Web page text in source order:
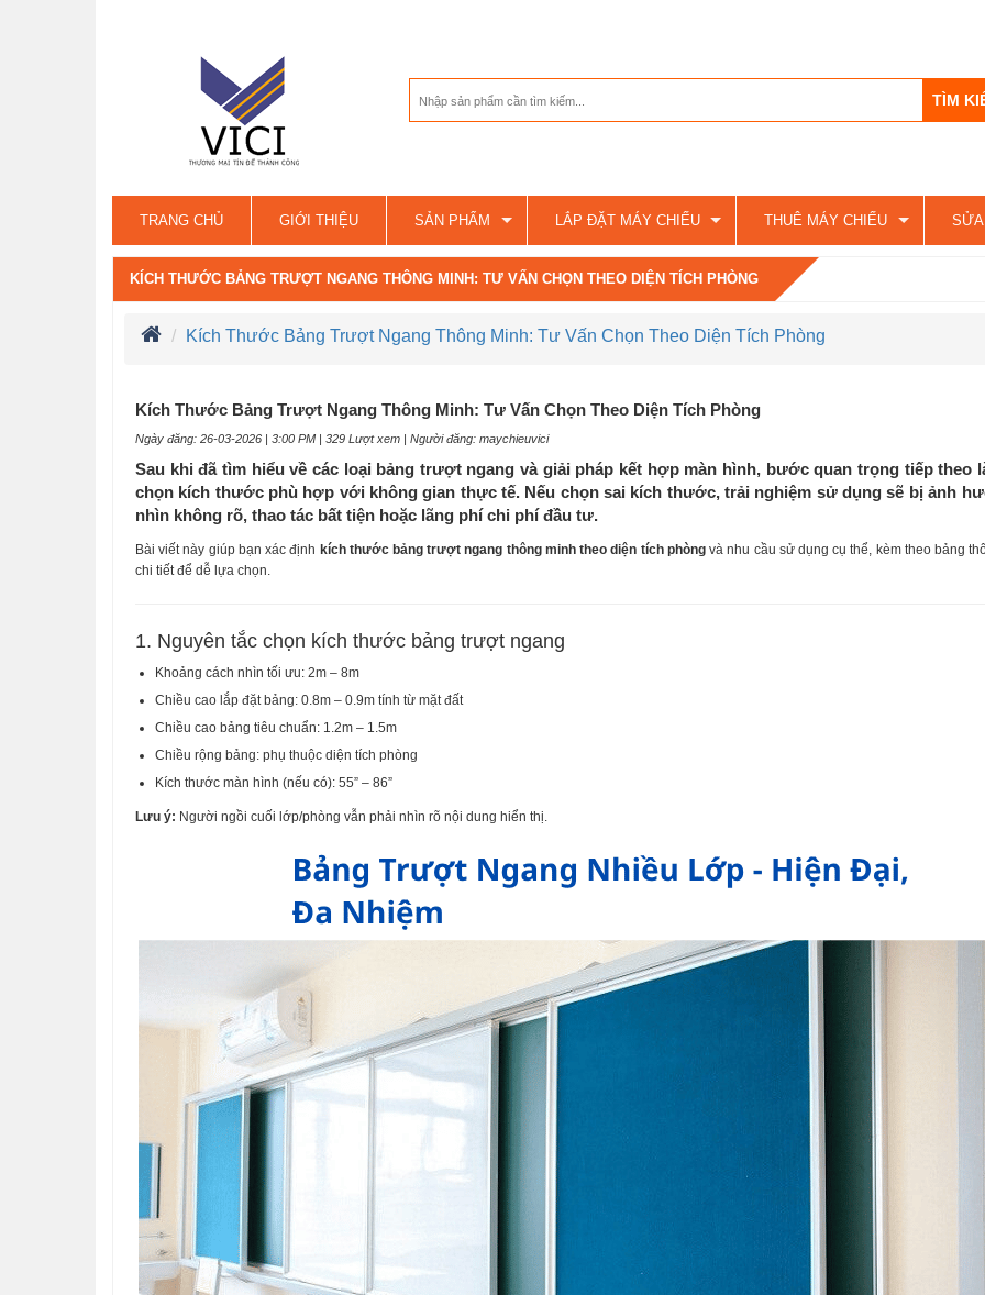
TRANG CHỦ GIỚI THIỆU SẢN PHẨM LẮP ĐẶT MÁY CHIẾU THUÊ MÁY CHIẾU SỬA
LIÊN HỆ
KÍCH THƯỚC BẢNG TRƯỢT NGANG THÔNG MINH: TƯ VẤN CHỌN THEO DIỆN TÍCH PHÒNG
Kích Thước Bảng Trượt Ngang Thông Minh: Tư Vấn Chọn Theo Diện Tích Phòng
Kích Thước Bảng Trượt Ngang Thông Minh: Tư Vấn Chọn Theo Diện Tích Phòng
Ngày đăng: 26-03-2026 | 3:00 PM | 329 Lượt xem | Người đăng: maychieuvici
Sau khi đã tìm hiểu về các loại bảng trượt ngang và giải pháp kết hợp màn hình, bước quan trọng tiếp theo
chọn kích thước phù hợp với không gian thực tế. Nếu chọn sai kích thước, trải nghiệm sử dụng sẽ bị ảnh
nhìn không rõ, thao tác bất tiện hoặc lãng phí chi phí đầu tư.
Bài viết này giúp bạn xác định kích thước bảng trượt ngang thông minh theo diện tích phòngvà nhu cầu sử dụng cụ thể, kèm theo bảng
chi tiết để dễ lựa chọn.
1. Nguyên tắc chọn kích thước bảng trượt ngang
Khoảng cách nhìn tối ưu: 2m – 8m
Chiều cao lắp đặt bảng: 0.8m – 0.9m tính từ mặt đất
Chiều cao bảng tiêu chuẩn: 1.2m – 1.5m
Chiều rộng bảng: phụ thuộc diện tích phòng
Kích thước màn hình (nếu có): 55” – 86”
Lưu ý: Người ngồi cuối lớp/phòng vẫn phải nhìn rõ nội dung hiển thị.